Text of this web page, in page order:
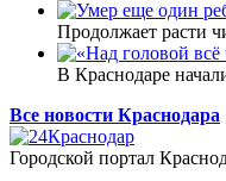
Продолжает расти
В Краснодаре
Все новости Краснодара
Городской портал